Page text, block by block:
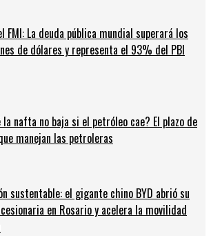
FMI: La deuda pública mundial superará los
de dólares y representa el 93% del PBI
la nafta no baja si el petróleo cae? El plazo de
manejan las petroleras
sustentable: el gigante chino BYD abrió su
en Rosario y acelera la movilidad